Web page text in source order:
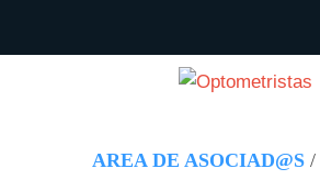
Menú principal
Pasar al contenido principal
AREA DE ASOCIAD@S /